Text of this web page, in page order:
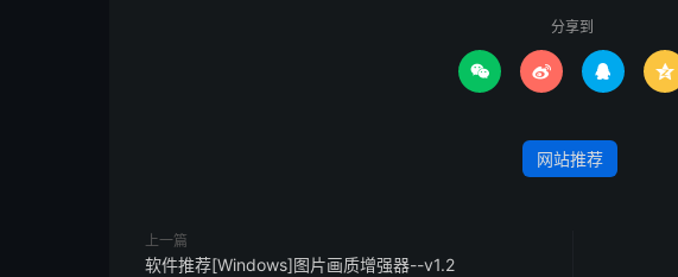
分享到
   
网站推荐
上一篇
软件推荐[Windows]图片画质增强器--v1.2